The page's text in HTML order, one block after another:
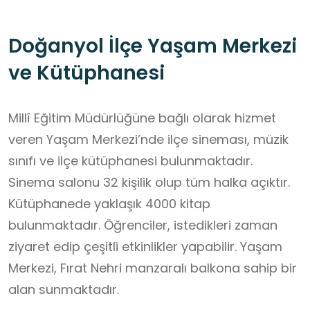
Doğanyol İlçe Yaşam Merkezi
ve Kütüphanesi
Millî Eğitim Müdürlüğüne bağlı olarak hizmet
veren Yaşam Merkezi’nde ilçe sineması, müzik
sınıfı ve ilçe kütüphanesi bulunmaktadır.
Sinema salonu 32 kişilik olup tüm halka açıktır.
Kütüphanede yaklaşık 4000 kitap
bulunmaktadır. Öğrenciler, istedikleri zaman
ziyaret edip çeşitli etkinlikler yapabilir. Yaşam
Merkezi, Fırat Nehri manzaralı balkona sahip bir
alan sunmaktadır.